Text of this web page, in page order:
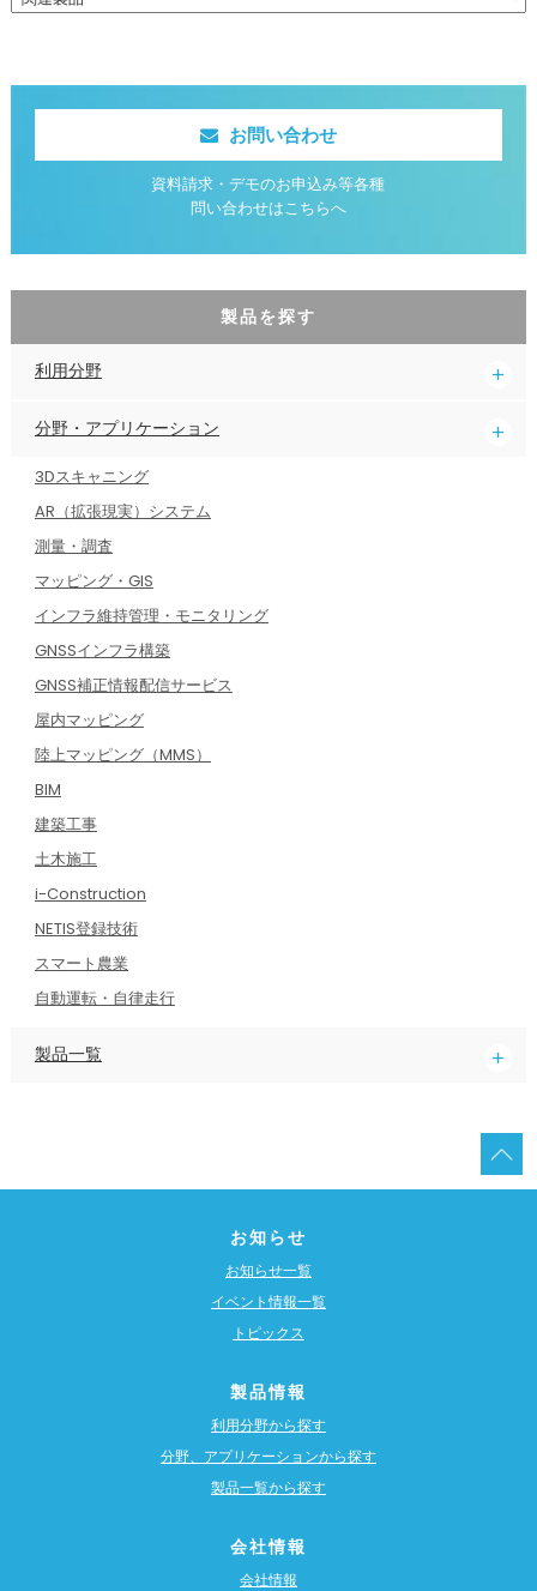
お問い合わせ
資料請求・デモのお申込み等各種
問い合わせはこちらへ
製品を探す
利用分野
分野・アプリケーション
3Dスキャニング
AR（拡張現実）システム
測量・調査
マッピング・GIS
インフラ維持管理・モニタリング
GNSSインフラ構築
GNSS補正情報配信サービス
屋内マッピング
陸上マッピング（MMS）
BIM
建築工事
土木施工
i-Construction
NETIS登録技術
スマート農業
自動運転・自律走行
製品一覧
お知らせ
お知らせ一覧
イベント情報一覧
トピックス
製品情報
利用分野から探す
分野、アプリケーションから探す
製品一覧から探す
会社情報
会社情報